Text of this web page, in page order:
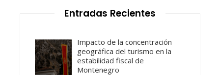
Entradas Recientes
Impacto de la concentración
geográfica del turismo en la
estabilidad fiscal de
Montenegro